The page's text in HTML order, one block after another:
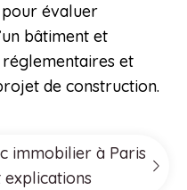
pour évaluer
bâtiment et
et
de construction.
immobilier à Paris
explications